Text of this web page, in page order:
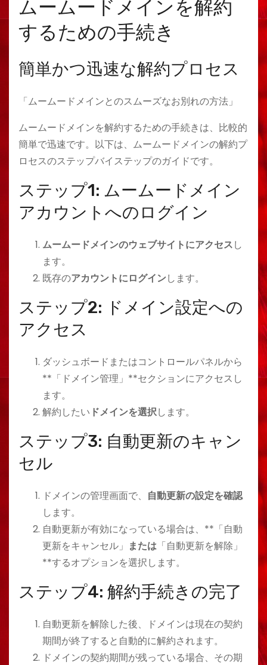
ムームードメインを解約
するための手続き
簡単かつ迅速な解約プロセス
「ムームードメインとのスムーズなお別れの方法」
ムームードメインを解約するための手続きは、比較的
簡単で迅速です。以下は、ムームードメインの解約プ
ロセスのステップバイステップのガイドです。
ステップ1: ムームードメイン
アカウントへのログイン
ムームードメインのウェブサイトにアクセスし
ます。
既存のアカウントにログインします。
ステップ2: ドメイン設定への
アクセス
ダッシュボードまたはコントロールパネルから
**「ドメイン管理」**セクションにアクセスし
ます。
解約したい ドメインを選択します。
ステップ3: 自動更新のキャン
セル
ドメインの管理画面で、 自動更新の設定を確認
します。
自動更新が有効になっている場合は、**「自動
更新をキャンセル」 または 「自動更新を解除」
**するオプションを選択します。
ステップ4: 解約手続きの完了
自動更新を解除した後、ドメインは現在の契約
期間が終了すると自動的に解約されます。
ドメインの契約期間が残っている場合、その期